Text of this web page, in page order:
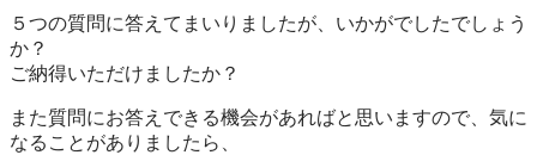
５つの質問に答えてまいりましたが、いかがでしたでしょう
か？
ご納得いただけましたか？
また質問にお答えできる機会があればと思いますので、気に
なることがありましたら、